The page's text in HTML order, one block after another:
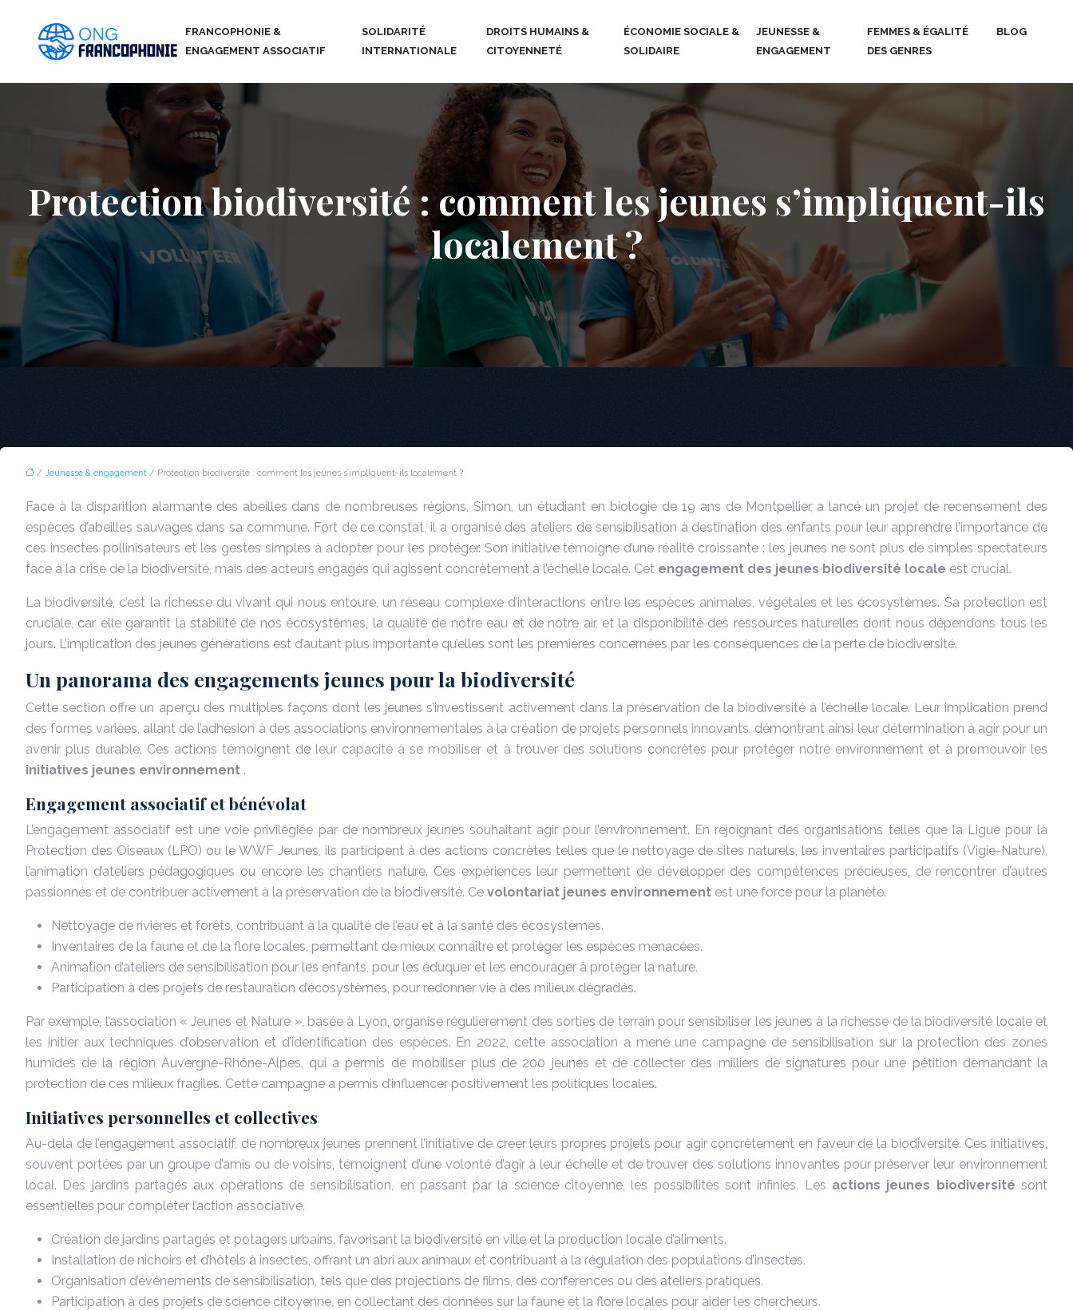
FRANCOPHONIE &
ENGAGEMENT ASSOCIATIF
SOLIDARITÉ
INTERNATIONALE
DROITS HUMAINS &
CITOYENNETÉ
ÉCONOMIE SOCIALE &
SOLIDAIRE
JEUNESSE &
ENGAGEMENT
FEMMES & ÉGALITÉ
DES GENRES
BLOG
Protection biodiversité : comment les jeunes s’impliquent-ils
localement ?
/ Jeunesse & engagement / Protection biodiversité : comment les jeunes s’impliquent-ils localement ?
Face à la disparition alarmante des abeilles dans de nombreuses régions, Simon, un étudiant en biologie de 19 ans de Montpellier, a lancé un projet de recensement des
espèces d’abeilles sauvages dans sa commune. Fort de ce constat, il a organisé des ateliers de sensibilisation à destination des enfants pour leur apprendre l’importance de
ces insectes pollinisateurs et les gestes simples à adopter pour les protéger. Son initiative témoigne d’une réalité croissante : les jeunes ne sont plus de simples spectateurs
face à la crise de la biodiversité, mais des acteurs engagés qui agissent concrètement à l’échelle locale. Cet engagement des jeunes biodiversité locale est crucial.
La biodiversité, c’est la richesse du vivant qui nous entoure, un réseau complexe d’interactions entre les espèces animales, végétales et les écosystèmes. Sa protection est
cruciale, car elle garantit la stabilité de nos écosystèmes, la qualité de notre eau et de notre air, et la disponibilité des ressources naturelles dont nous dépendons tous les
jours. L’implication des jeunes générations est d’autant plus importante qu’elles sont les premières concernées par les conséquences de la perte de biodiversité.
Un panorama des engagements jeunes pour la biodiversité
Cette section offre un aperçu des multiples façons dont les jeunes s’investissent activement dans la préservation de la biodiversité à l’échelle locale. Leur implication prend
des formes variées, allant de l’adhésion à des associations environnementales à la création de projets personnels innovants, démontrant ainsi leur détermination à agir pour un
avenir plus durable. Ces actions témoignent de leur capacité à se mobiliser et à trouver des solutions concrètes pour protéger notre environnement et à promouvoir les
initiatives jeunes environnement .
Engagement associatif et bénévolat
L’engagement associatif est une voie privilégiée par de nombreux jeunes souhaitant agir pour l’environnement. En rejoignant des organisations telles que la Ligue pour la
Protection des Oiseaux (LPO) ou le WWF Jeunes, ils participent à des actions concrètes telles que le nettoyage de sites naturels, les inventaires participatifs (Vigie-Nature),
l’animation d’ateliers pédagogiques ou encore les chantiers nature. Ces expériences leur permettent de développer des compétences précieuses, de rencontrer d’autres
passionnés et de contribuer activement à la préservation de la biodiversité. Ce volontariat jeunes environnement est une force pour la planète.
Nettoyage de rivières et forêts, contribuant à la qualité de l’eau et à la santé des écosystèmes.
Inventaires de la faune et de la flore locales, permettant de mieux connaître et protéger les espèces menacées.
Animation d’ateliers de sensibilisation pour les enfants, pour les éduquer et les encourager à protéger la nature.
Participation à des projets de restauration d’écosystèmes, pour redonner vie à des milieux dégradés.
Par exemple, l’association « Jeunes et Nature », basée à Lyon, organise régulièrement des sorties de terrain pour sensibiliser les jeunes à la richesse de la biodiversité locale et
les initier aux techniques d’observation et d’identification des espèces. En 2022, cette association a mené une campagne de sensibilisation sur la protection des zones
humides de la région Auvergne-Rhône-Alpes, qui a permis de mobiliser plus de 200 jeunes et de collecter des milliers de signatures pour une pétition demandant la
protection de ces milieux fragiles. Cette campagne a permis d’influencer positivement les politiques locales.
Initiatives personnelles et collectives
Au-delà de l’engagement associatif, de nombreux jeunes prennent l’initiative de créer leurs propres projets pour agir concrètement en faveur de la biodiversité. Ces initiatives,
souvent portées par un groupe d’amis ou de voisins, témoignent d’une volonté d’agir à leur échelle et de trouver des solutions innovantes pour préserver leur environnement
local. Des jardins partagés aux opérations de sensibilisation, en passant par la science citoyenne, les possibilités sont infinies. Les actions jeunes biodiversitésont
essentielles pour compléter l’action associative.
Création de jardins partagés et potagers urbains, favorisant la biodiversité en ville et la production locale d’aliments.
Installation de nichoirs et d’hôtels à insectes, offrant un abri aux animaux et contribuant à la régulation des populations d’insectes.
Organisation d’événements de sensibilisation, tels que des projections de films, des conférences ou des ateliers pratiques.
Participation à des projets de science citoyenne, en collectant des données sur la faune et la flore locales pour aider les chercheurs.